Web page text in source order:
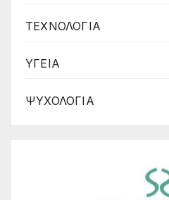
ΤΕΧΝΟΛΟΓΙΑ
ΥΓΕΙΑ
ΨΥΧΟΛΟΓΙΑ